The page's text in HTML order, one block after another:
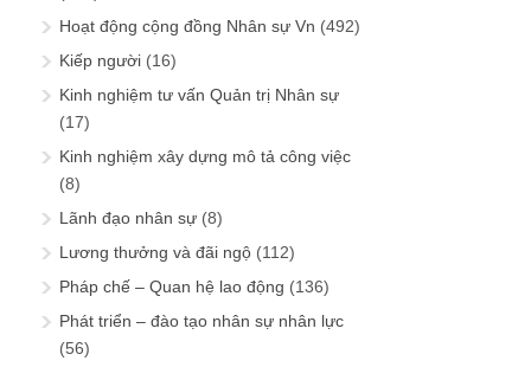
Hoạt động cộng đồng Nhân sự Vn (492)
Kiếp người (16)
Kinh nghiệm tư vấn Quản trị Nhân sự
(17)
Kinh nghiệm xây dựng mô tả công việc
(8)
Lãnh đạo nhân sự (8)
Lương thưởng và đãi ngộ (112)
Pháp chế – Quan hệ lao động (136)
Phát triển – đào tạo nhân sự nhân lực
(56)